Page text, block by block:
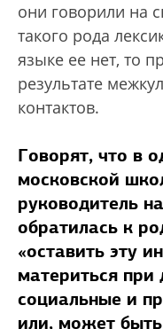
они говорили на
такого рода
языке ее нет, то
результате
контактов.
Говорят, что в
московской
руководитель
обратилась к
«оставить эту
материться при
социальные и
или, может